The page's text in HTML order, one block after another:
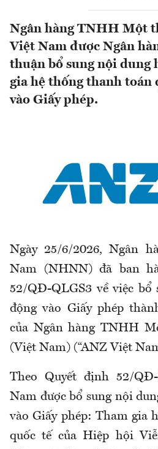
Ngân hàng TNHH Một
Việt Nam được Ngân
thuận bổ sung nội dung
gia hệ thống thanh toán
vào Giấy phép.
Ngày 25/6/2026, Ngân
Nam (NHNN) đã ban
52/QĐ-QLGS3 về việc bổ
động vào Giấy phép
của Ngân hàng TNHH
(Việt Nam) (“ANZ Việt
Theo Quyết định 52/
Nam được bổ sung nội
vào Giấy phép: Tham gia
quốc tế của Hiệp hội